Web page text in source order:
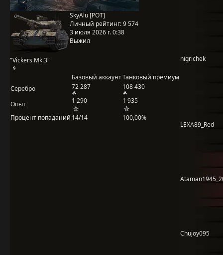
"Vickers Mk.3"
SkyAlu [POT]
Личный рейтинг:9 574
3 июля 2026 г. 0:38
Выжил
Базовый аккаунтТанковый премиум
Серебро
72 287 108 430
Опыт 1 290
1 935
Процент попаданий 14/14 100,00%
nigrichek
LEXA89_Red
Chujoy095